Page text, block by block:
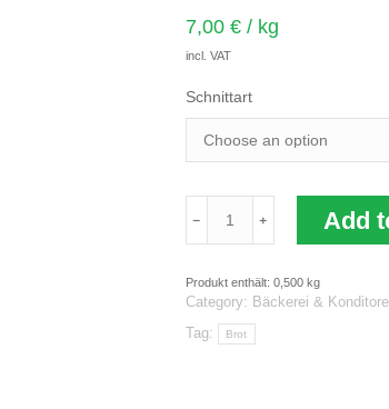
7,00 €/ kg
incl. VAT
Schnittart
&
"rund",
500g
Add
Produkt enthält: 0,500 kg
Category: Bäckerei &
Tag:
Brot